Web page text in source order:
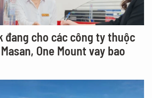
đang cho các công ty thuộc
One Mount vay bao